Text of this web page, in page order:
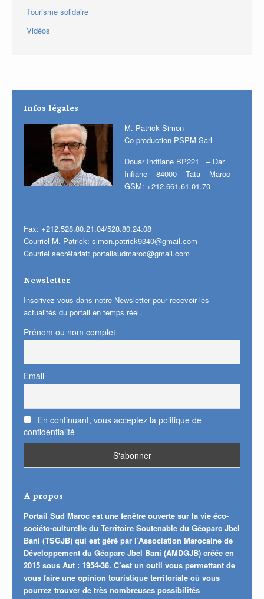
Tourisme solidaire
Vidéos
Infos légales
M. Patrick Simon
Co production PSPM Sarl
Douar Indfiane BP221 – Dar
Infiane – 84000 – Tata – Maroc
GSM: +212.661.61.01.70
Fax: +212.528.80.21.04/528.80.24.08
Courriel M. Patrick: simon.patrick9340@gmail.com
Courriel secrétariat: portailsudmaroc@gmail.com
Newsletter
Inscrivez vous dans notre Newsletter pour recevoir les
actualités du portail en temps réel.
Prénom ou nom complet
Email
En continuant, vous acceptez la politique de
confidentialité
A propos
Portail Sud Maroc est une fenêtre ouverte sur la vie éco-
sociéto-culturelle du Territoire Soutenable du Géoparc Jbel
Bani (TSGJB) qui est géré par l’Association Marocaine de
Développement du Géoparc Jbel Bani (AMDGJB) créée en
2015 sous Aut : 1954-36. C’est un outil vous permettant de
vous faire une opinion touristique territoriale où vous
pourrez trouver de très nombreuses possibilités